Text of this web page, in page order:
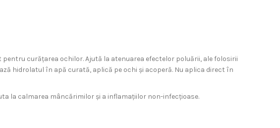
curățarea ochilor. Ajută la atenuarea efectelor poluării, ale folosirii
hidrolatul în apă curată, aplică pe ochi și acoperă. Nu aplica direct în
la calmarea mâncărimilor și a inflamațiilor non-infecțioase.